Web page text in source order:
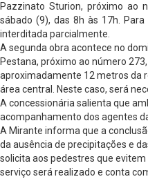
Pazzinato Sturion, próximo ao
sábado (9), das 8h às 17h.
interditada parcialmente.
A segunda obra acontece no
Pestana, próximo ao número
aproximadamente 12 metros da
área central. Neste caso, será
A concessionária salienta que
acompanhamento dos agentes
A Mirante informa que a
da ausência de precipitações e
solicita aos pedestres que
serviço será realizado e conta